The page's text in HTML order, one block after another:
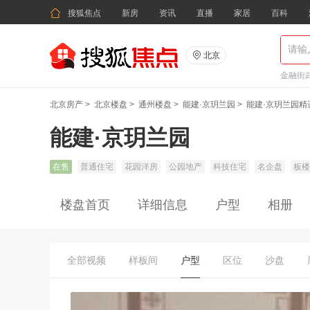
 搜狐焦点 新房 资讯 直播 家居 百科
 北京
金融街
北京房产 > 北京楼盘 > 通州楼盘 > 能建·京玥兰园 > 能建·京玥兰园精
能建·京玥兰园
在售 普通住宅 花园洋房 公园地产 科技住宅 名企盘 板楼
楼盘首页 详细信息 户型 相册
全部视频 样板间 户型 区位 沙盘